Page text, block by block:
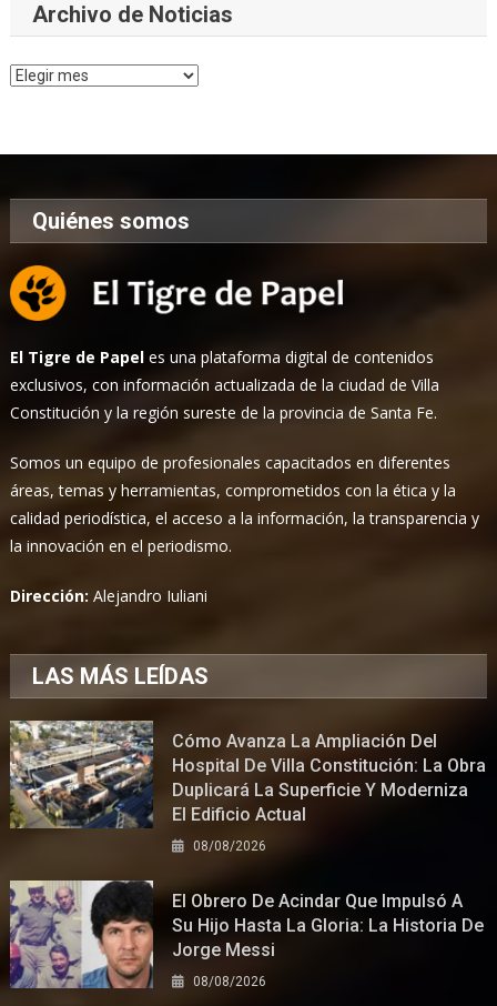
Archivo de Noticias
Archivo
Quiénes somos
El Tigre de Papel es una plataforma digital de contenidos
exclusivos, con información actualizada de la ciudad de Villa
Constitución y la región sureste de la provincia de Santa Fe.
Somos un equipo de profesionales capacitados en diferentes
áreas, temas y herramientas, comprometidos con la ética y la
calidad periodística, el acceso a la información, la transparencia y
la innovación en el periodismo.
Dirección:Alejandro Iuliani
LAS MÁS LEÍDAS
Cómo Avanza La Ampliación Del
Hospital De Villa Constitución: La Obra
Duplicará La Superficie Y Moderniza
El Edificio Actual
08/08/2026
El Obrero De Acindar Que Impulsó A
Su Hijo Hasta La Gloria: La Historia De
Jorge Messi
08/08/2026